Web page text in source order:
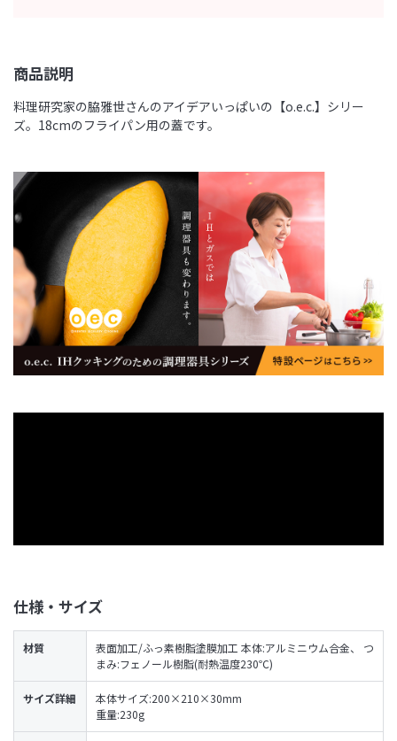
商品説明
料理研究家の脇雅世さんのアイデアいっぱいの【o.e.c.】シリー
ズ。18cmのフライパン用の蓋です。
仕様・サイズ
材質
表面加工/ふっ素樹脂塗膜加工 本体:アルミニウム合金、 つ
まみ:フェノール樹脂(耐熱温度230℃)
サイズ詳細
本体サイズ:200×210×30mm
重量:230g